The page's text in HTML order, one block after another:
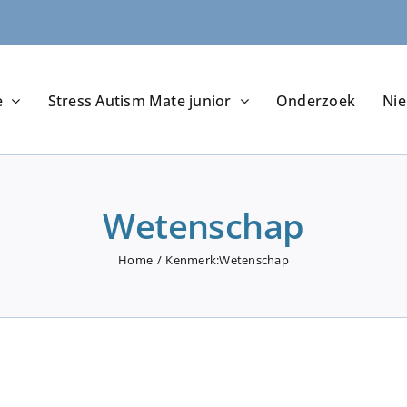
Stress Autism Mate junior Onderzoek
Wetenschap
Home Kenmerk:Wetenschap